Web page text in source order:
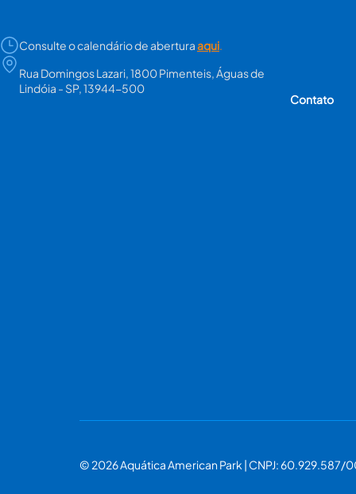
Consulte o calendário de aberturaaqui.
Rua Domingos Lazari, 1800 Pimenteis, Águas de
Lindóia - SP, 13944-500
Contato
© 2026 Aquática American Park | CNPJ: 60.929.587/